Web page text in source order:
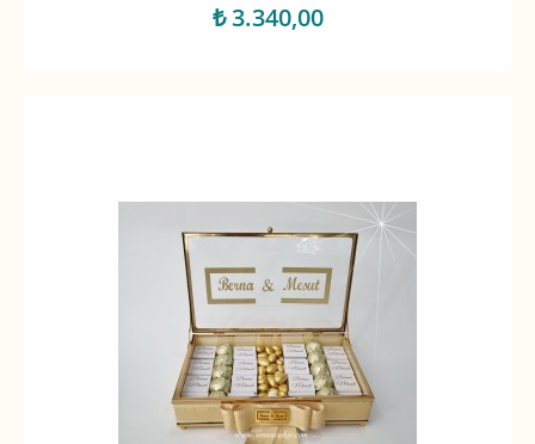
₺ 3.340,00